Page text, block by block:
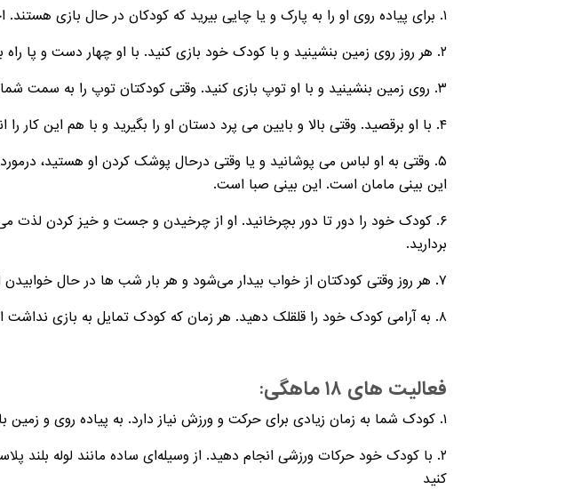
۱. برای پیاده روی او را به پارک و یا چایی بیرید که کودکان در حال بازی هستند. اجازه دهید کودکتان آن ها را تماشا کند و اگر آمادگی دارد با کودکی آشنا شود.
۲. هر روز روی زمین بنشینید و با کودک خود بازی کنید. با او چهار دست و پا راه بروید یا فقط بنشینید و در حد او بازی کنید. او از کنار شما بودن واقعا لذت می برد.
۳. روی زمین بنشینید و با او توپ بازی کنید. وقتی کودکتان توپ را به سمت شما می اندازد یا توپ را می گیرد، دست بزنید و او را تشویق کنید.
۴. با او برقصید. وقتی بالا و بایین می پرد دستان او را بگیرید و با هم اين کار را انجام دهید. وقتی می رقصد، دست بزنید و تشویقش کنید.
۵. وقتی به او لباس می پوشانید و یا وقتی درحال پوشک کردن او هستید،
این بینی مامان است. این بینی صبا است.
۶. کودک خود را دور تا دور بچرخانید. او از چرخیدن و جست و خیز کردن لذت می
بردارید.
۷. هر روز وقتی کودکتان از خواب بیدار می‌شود و هر بار شب ها در حال خوابیدن است به او بگویید که چقدر دوستش دارید و چقدر او برای شما خاص است.
۸. به آرامی کودک خود را قلقلک دهید. هر زمان که کودک تمایل به بازی نداشت از قلقلک دادن دست بردارید.
فعالیت های ۱۸ ماهگی:
۱. کودک شما به زمان زیادی برای حرکت و ورزش نیاز دارد. به پیاده روی و زمین بازی بروید و یا به مرکز خرید بروید.
۲. با کودک خود حرکات ورزشی انجام دهید. از وسیله‌ای ساده مانند لوله بلند
کنید